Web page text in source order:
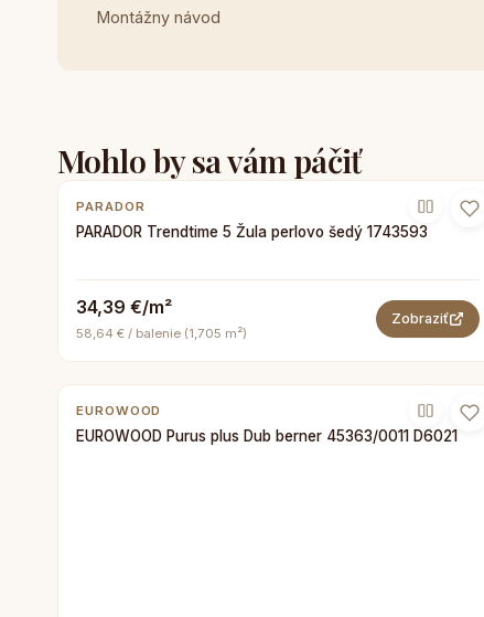
Montážny návod
Mohlo by sa vám páčiť
PARADOR
PARADOR Trendtime 5 Žula perlovo šedý 1743593
34,39 €/m²
58,64 € / balenie (1,705 m²)
Zobraziť
EUROWOOD
EUROWOOD Purus plus Dub berner 45363/0011 D6021